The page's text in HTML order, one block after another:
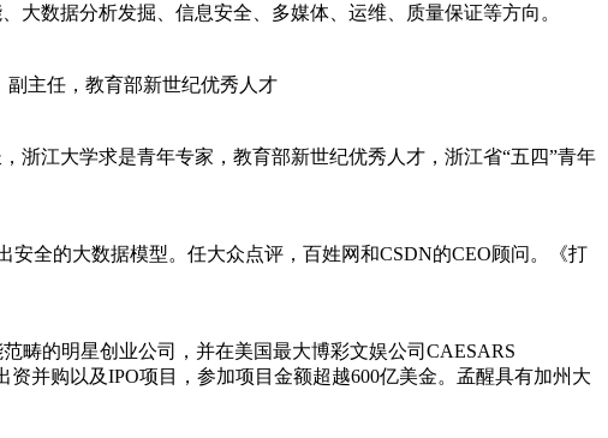
数据分析发掘、信息安全、多媒体、运维、质量保证等方向。
主任，教育部新世纪优秀人才
浙江大学求是青年专家，教育部新世纪优秀人才，浙江省“五四”青年
安全的大数据模型。任大众点评，百姓网和CSDN的CEO顾问。《打
畴的明星创业公司，并在美国最大博彩文娱公司CAESARS
并购以及IPO项目，参加项目金额超越600亿美金。孟醒具有加州大